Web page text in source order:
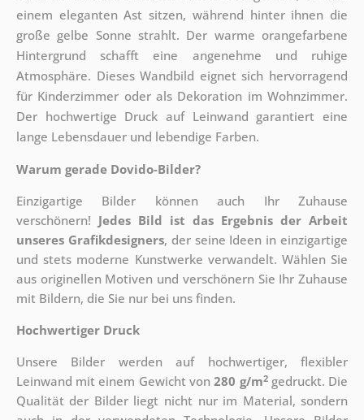
einem eleganten Ast sitzen, während hinter ihnen die
große gelbe Sonne strahlt. Der warme orangefarbene
Hintergrund schafft eine angenehme und ruhige
Atmosphäre. Dieses Wandbild eignet sich hervorragend
für Kinderzimmer oder als Dekoration im Wohnzimmer.
Der hochwertige Druck auf Leinwand garantiert eine
lange Lebensdauer und lebendige Farben.
Warum gerade Dovido-Bilder?
Einzigartige Bilder können auch Ihr Zuhause
verschönern! Jedes Bild ist das Ergebnis der Arbeit
unseres Grafikdesigners, der seine Ideen in einzigartige
und stets moderne Kunstwerke verwandelt. Wählen Sie
aus originellen Motiven und verschönern Sie Ihr Zuhause
mit Bildern, die Sie nur bei uns finden.
Hochwertiger Druck
Unsere Bilder werden auf hochwertiger, flexibler
Leinwand mit einem Gewicht von280 g/m2gedruckt. Die
Qualität der Bilder liegt nicht nur im Material, sondern